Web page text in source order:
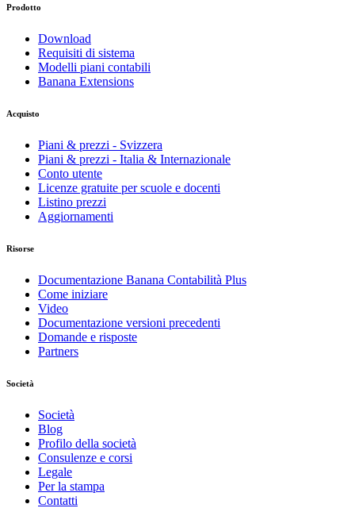
Prodotto
Download
Requisiti di sistema
Modelli piani contabili
Banana Extensions
Acquisto
Piani & prezzi - Svizzera
Piani & prezzi - Italia & Internazionale
Conto utente
Licenze gratuite per scuole e docenti
Listino prezzi
Aggiornamenti
Risorse
Documentazione Banana Contabilità Plus
Come iniziare
Video
Documentazione versioni precedenti
Domande e risposte
Partners
Società
Società
Blog
Profilo della società
Consulenze e corsi
Legale
Per la stampa
Contatti